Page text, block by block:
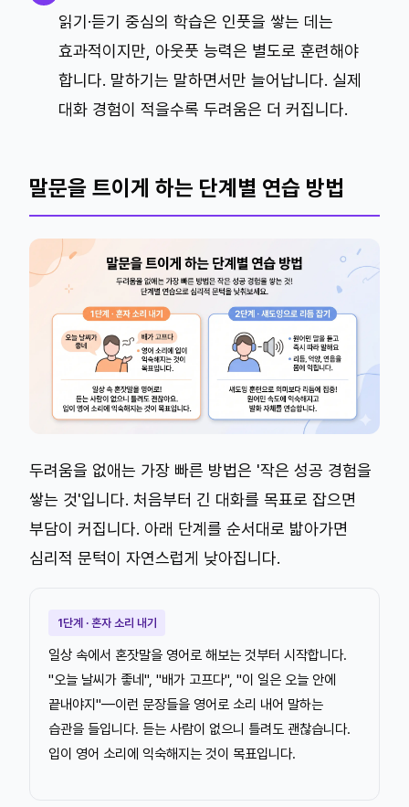
읽기·듣기 중심의 학습은 인풋을 쌓는 데는
효과적이지만, 아웃풋 능력은 별도로 훈련해야
합니다. 말하기는 말하면서만 늘어납니다. 실제
대화 경험이 적을수록 두려움은 더 커집니다.
말문을 트이게 하는 단계별 연습 방법
두려움을 없애는 가장 빠른 방법은 '작은 성공 경험을
쌓는 것'입니다. 처음부터 긴 대화를 목표로 잡으면
부담이 커집니다. 아래 단계를 순서대로 밟아가면
심리적 문턱이 자연스럽게 낮아집니다.
1단계 · 혼자 소리 내기
일상 속에서 혼잣말을 영어로 해보는 것부터 시작합니다.
"오늘 날씨가 좋네", "배가 고프다", "이 일은 오늘 안에
끝내야지"—이런 문장들을 영어로 소리 내어 말하는
습관을 들입니다. 듣는 사람이 없으니 틀려도 괜찮습니다.
입이 영어 소리에 익숙해지는 것이 목표입니다.